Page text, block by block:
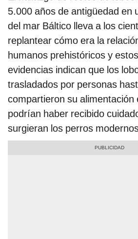
5.000 años de antigüedad en
del mar Báltico lleva a los
replantear cómo era la
humanos prehistóricos y
evidencias indican que los
trasladados por personas
compartieron su alimentación
podrían haber recibido
surgieran los perros